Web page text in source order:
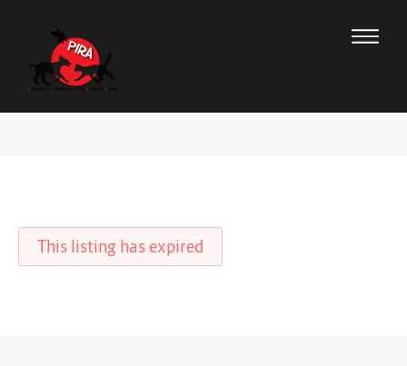
This listing has expired